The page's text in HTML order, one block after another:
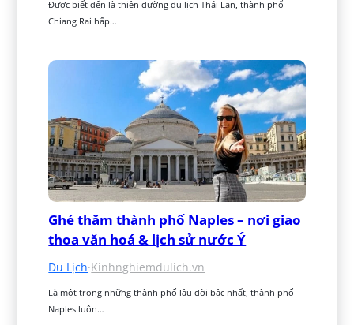
Được biết đến là thiên đường du lịch Thái Lan, thành phố
Chiang Rai hấp…
Ghé thăm thành phố Naples – nơi giao
thoa văn hoá & lịch sử nước Ý
Du Lịch·Kinhnghiemdulich.vn
Là một trong những thành phố lâu đời bậc nhất, thành phố
Naples luôn…